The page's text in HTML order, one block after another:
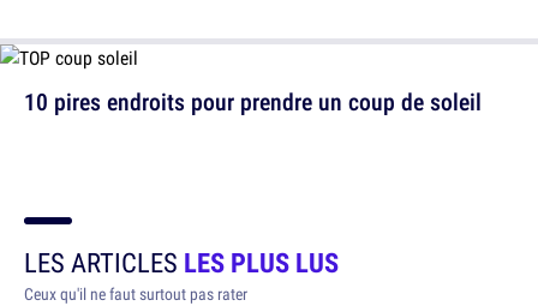
10 pires endroits pour prendre un coup de soleil
LES ARTICLES LES PLUS LUS
Ceux qu'il ne faut surtout pas rater